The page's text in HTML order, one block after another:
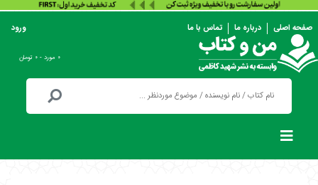
صفحه اصلی درباره ما تماس با ما ورود
۰ مورد - ۰ تومان